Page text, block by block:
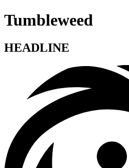
Tumbleweed
HEADLINE